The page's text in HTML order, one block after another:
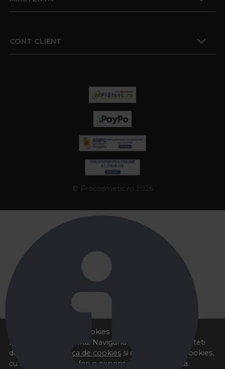
Acest site foloseste cookies pentru a va oferi
functionalitatea dorita. Navigand in continuare, sunteti
de acord cu
Politica de cookies si cu plasarea de cookies,
cu scopul de a va oferi o experienta imbunatatita.
CONT CLIENT
© Procosmetic.ro 2026